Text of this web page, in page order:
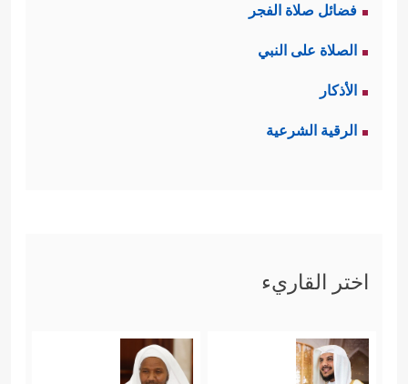
فضائل صلاة الفجر
الصلاة على النبي
الأذكار
الرقية الشرعية
اختر القاريء